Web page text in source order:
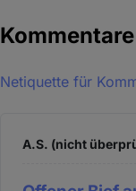
Kommentare
Netiquette für
A.S. (nicht